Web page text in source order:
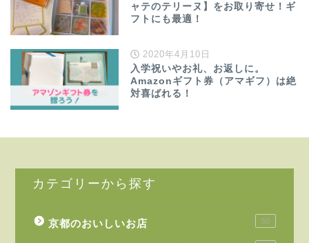
ャテのテリーヌ】をお取り寄せ！ギ
フトにも最適！
2020年4月10日
入学祝いやお礼、お返しに。
Amazonギフト券（アマギフ）は絶
対喜ばれる！
カテゴリーから探す
京都のおいしいお店 50